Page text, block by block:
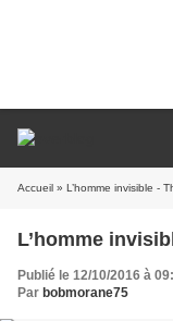
Accueil » L’homme invisible -
L’homme
Publié le 12/10/2016 à
Par bobmorane75